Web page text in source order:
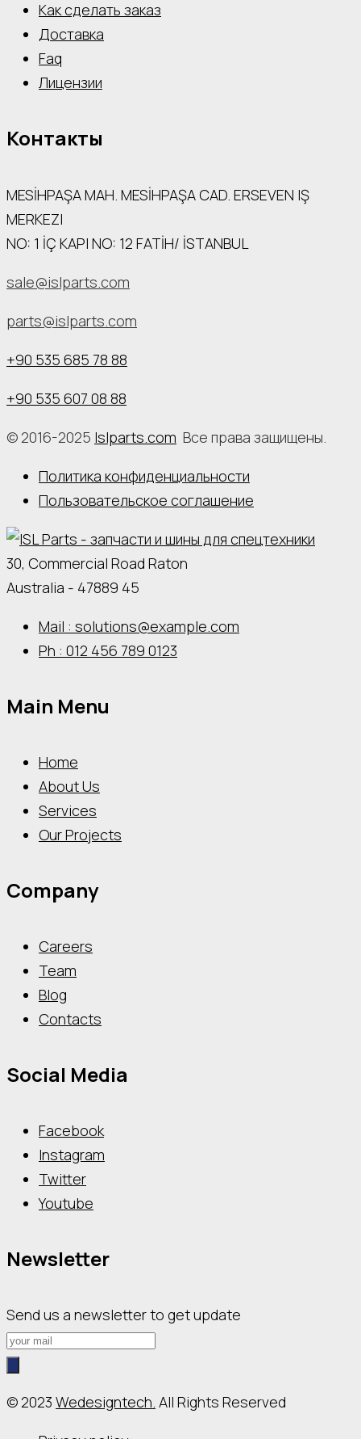
Как сделать заказ
Доставка
Faq
Лицензии
Контакты
MESİHPAŞA МАН. MESİHPAŞA CAD. ERSEVEN IŞ
MERKEZI
NO: 1 İÇ КАРI NO: 12 FATİH/ İSTANBUL
sale@islparts.com
parts@islparts.com
+90 535 685 78 88
+90 535 607 08 88
© 2016-2025 Islparts.com Все права защищены.
Политика конфиденциальности
Пользовательское соглашение
30, Commercial Road Raton
Australia - 47889 45
Mail : solutions@example.com
Ph : 012 456 789 0123
Main Menu
Home
About Us
Services
Our Projects
Company
Careers
Team
Blog
Contacts
Social Media
Facebook
Instagram
Twitter
Youtube
Newsletter
Send us a newsletter to get update
© 2023 Wedesigntech. All Rights Reserved